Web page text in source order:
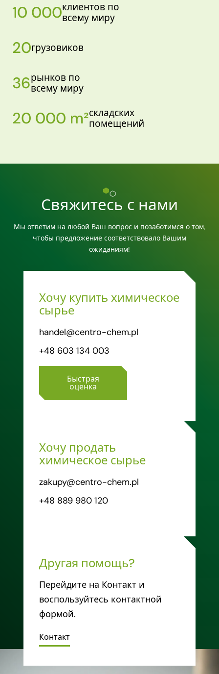
10 000клиентов по
всему миру
20грузовиков
36рынков по
всему миру
20 000 m²складских
помещений
Свяжитесь с нами
Мы ответим на любой Ваш вопрос и позаботимся о том,
чтобы предложение соответствовало Вашим
ожиданиям!
Хочу купить химическое
сырье
handel@centro-chem.pl
+48 603 134 003
Быстрая
оценка
Хочу продать
химическое сырье
zakupy@centro-chem.pl
+48 889 980 120
Другая помощь?
Перейдите на Контакт и
воспользуйтесь контактной
формой.
Контакт